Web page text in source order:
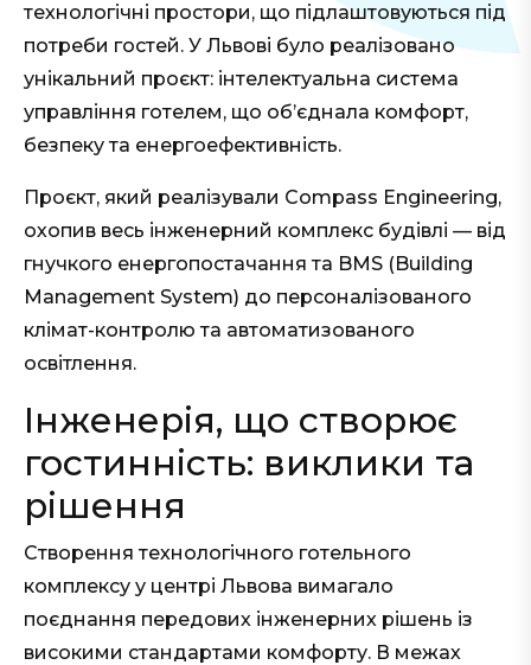
технологічні простори, що підлаштовуються під
потреби гостей. У Львові було реалізовано
унікальний проєкт: інтелектуальна система
управління готелем, що об’єднала комфорт,
безпеку та енергоефективність.
Проєкт, який реалізували Compass Engineering,
охопив весь інженерний комплекс будівлі — від
гнучкого енергопостачання та BMS (Building
Management System) до персоналізованого
клімат-контролю та автоматизованого
освітлення.
Інженерія, що створює
гостинність: виклики та
рішення
Створення технологічного готельного
комплексу у центрі Львова вимагало
поєднання передових інженерних рішень із
високими стандартами комфорту. В межах